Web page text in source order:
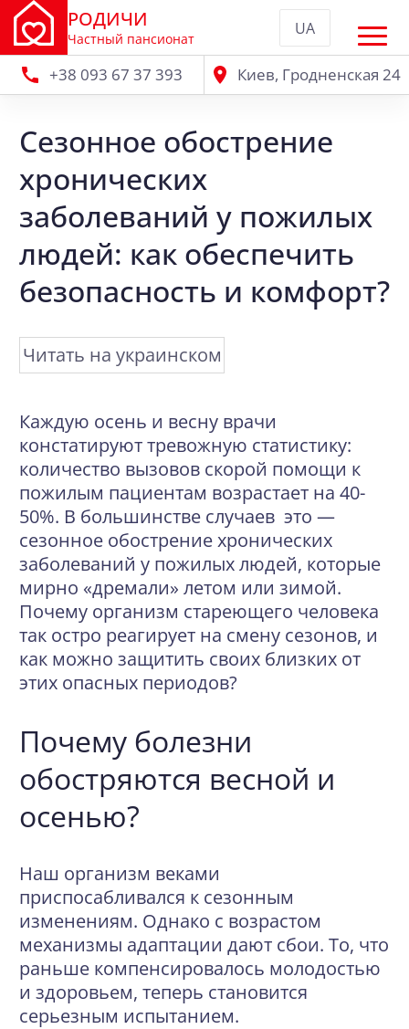
РОДИЧИ
Частный пансионат
UA
+38 093 67 37 393 Киев, Гродненская 24
Сезонное обострение
хронических
заболеваний у пожилых
людей: как обеспечить
безопасность и комфорт?
Читать на украинском
Каждую осень и весну врачи
констатируют тревожную статистику:
количество вызовов скорой помощи к
пожилым пациентам возрастает на 40-
50%. В большинстве случаев это —
сезонное обострение хронических
заболеваний у пожилых людей, которые
мирно «дремали» летом или зимой.
Почему организм стареющего человека
так остро реагирует на смену сезонов, и
как можно защитить своих близких от
этих опасных периодов?
Почему болезни
обостряются весной и
осенью?
Наш организм веками
приспосабливался к сезонным
изменениям. Однако с возрастом
механизмы адаптации дают сбои. То, что
раньше компенсировалось молодостью
и здоровьем, теперь становится
серьезным испытанием.